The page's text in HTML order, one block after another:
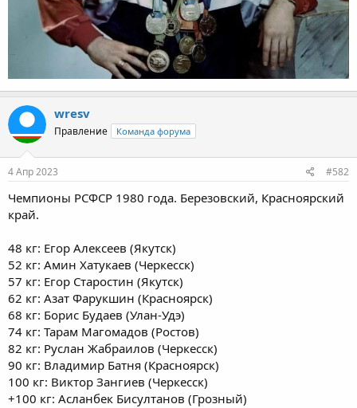
wresv
Правление Команда форума
4 Апр 2023 #582
Чемпионы РСФСР 1980 года. Березовский, Красноярский
край.
48 кг: Егор Алексеев (Якутск)
52 кг: Амин Хатукаев (Черкесск)
57 кг: Егор Старостин (Якутск)
62 кг: Азат Фарукшин (Красноярск)
68 кг: Борис Будаев (Улан-Удэ)
74 кг: Тарам Магомадов (Ростов)
82 кг: Руслан Жабраилов (Черкесск)
90 кг: Владимир Батня (Красноярск)
100 кг: Виктор Зангиев (Черкесск)
+100 кг: Асланбек Бисултанов (Грозный)